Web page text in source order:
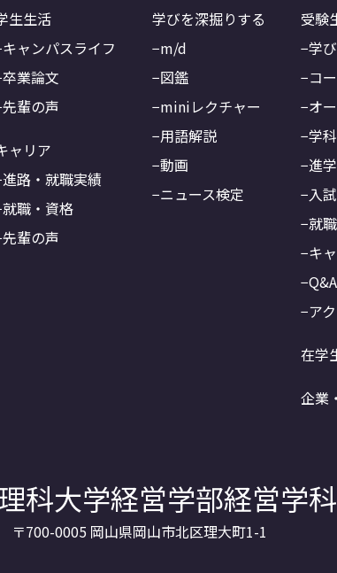
生生活
キャンパスライフ
卒業論文
先輩の声
ャリア
進路・就職実績
就職・資格
先輩の声
学びを深掘りする
m/d
図鑑
miniレクチャー
用語解説
動画
ニュース検定
受験
学
コ
オ
学
進
入
就
キ
Q&A
ア
在学
企業
科大学経営学部経営学科
〒700-0005 岡山県岡山市北区理大町1-1